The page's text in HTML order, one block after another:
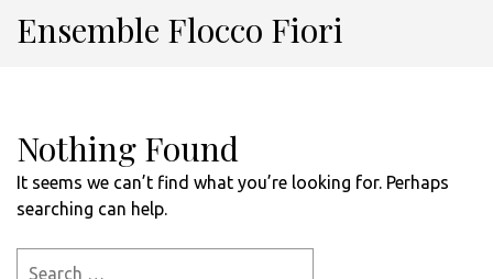
Ensemble Flocco Fiori
Nothing Found
It seems we can’t find what you’re looking for. Perhaps
searching can help.